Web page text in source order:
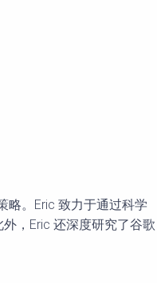
略。Eric 致力于通过科学
，Eric 还深度研究了谷歌